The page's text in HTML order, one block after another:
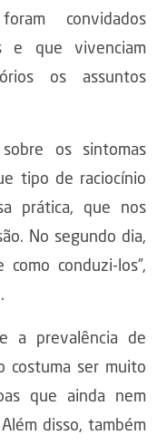
convidados
e que vivenciam
os assuntos
os sintomas
tipo de raciocínio
prática, que nos
No segundo dia,
conduzi-los”,
a prevalência de
costuma ser muito
que ainda nem
disso, também